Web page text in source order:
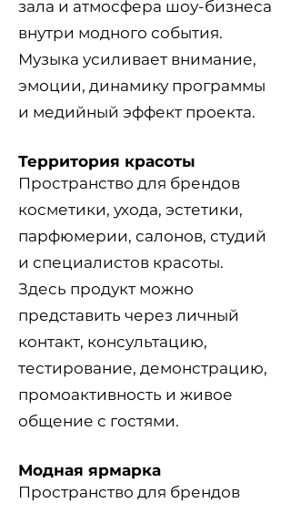
зала и атмосфера шоу-бизнеса
внутри модного события.
Музыка усиливает внимание,
эмоции, динамику программы
и медийный эффект проекта.
Территория красоты
Пространство для брендов
косметики, ухода, эстетики,
парфюмерии, салонов, студий
и специалистов красоты.
Здесь продукт можно
представить через личный
контакт, консультацию,
тестирование, демонстрацию,
промоактивность и живое
общение с гостями.
Модная ярмарка
Пространство для брендов